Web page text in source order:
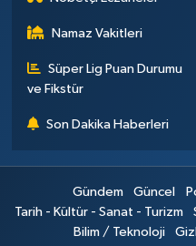
Namaz Vakitleri
Süper Lig Puan Durumu
ve Fikstür
Son Dakika Haberleri
Gündem Güncel
Tarih - Kültür - Sanat - Turizm
Bilim / Teknoloji